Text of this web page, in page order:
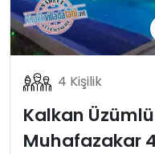
4 Kişilik
Kalkan
Muhafazakar